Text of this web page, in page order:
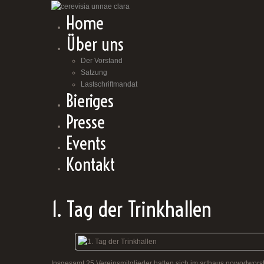
Home
Über uns
Der Vorstand
Satzung
Lastschriftmandat
Bieriges
Presse
Events
Kontakt
1. Tag der Trinkhallen